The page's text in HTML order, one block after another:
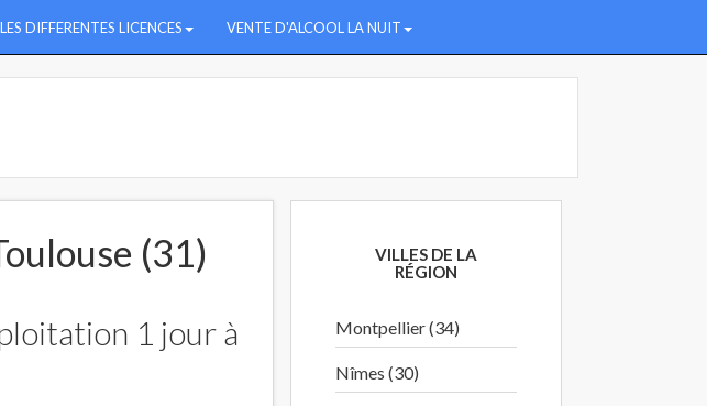
LES DIFFERENTES LICENCES VENTE D'ALCOOL LA NUIT
(31)
1 jour à
VILLES DE LA
RÉGION
Montpellier (34)
Nîmes (30)